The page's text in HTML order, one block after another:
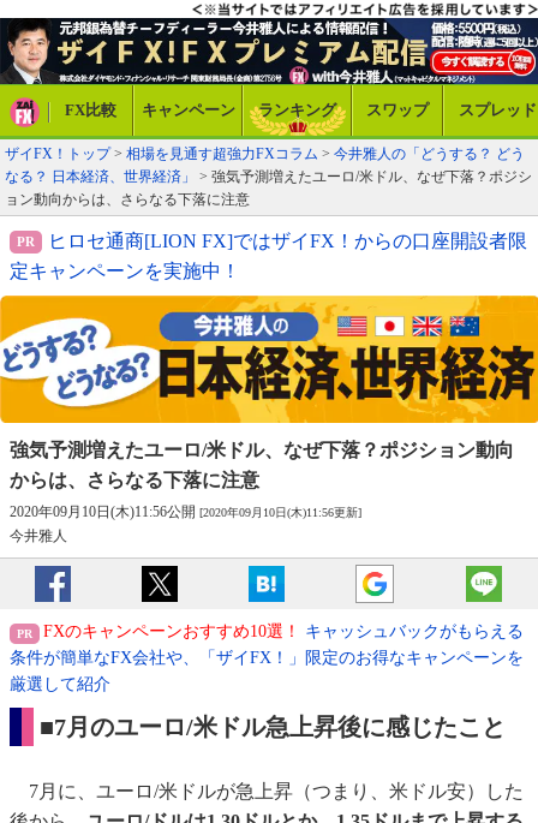
FX比較 キャンペーン ランキング スワップ スプレッド
ザイFX！トップ> 相場を見通す超強力FXコラム > 今井雅人の「どうする？ どう
なる？ 日本経済、世界経済」
> 強気予測増えたユーロ/米ドル、なぜ下落？ポジシ
ョン動向からは、さらなる下落に注意
ヒロセ通商[LION FX]ではザイFX！からの口座開設者限
定キャンペーンを実施中！
強気予測増えたユーロ/米ドル、なぜ下落？ポジション動向
からは、さらなる下落に注意
2020年09月10日(木)11:56公開 [2020年09月10日(木)11:56更新]
今井雅人
FXのキャンペーンおすすめ10選！
キャッシュバックがもらえる
条件が簡単なFX会社や、「ザイFX！」限定のお得なキャンペーンを
厳選して紹介
■7月のユーロ/米ドル急上昇後に感じたこと
7月に、ユーロ/米ドルが急上昇（つまり、米ドル安）した